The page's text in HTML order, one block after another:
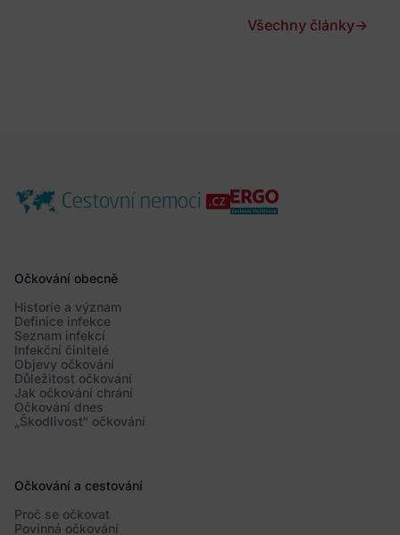
Všechny články→
Očkování obecně
Historie a význam
Definice infekce
Seznam infekcí
Infekční činitelé
Objevy očkování
Důležitost očkování
Jak očkování chrání
Očkování dnes
„Škodlivost“ očkování
Očkování a cestování
Proč se očkovat
Povinná očkování